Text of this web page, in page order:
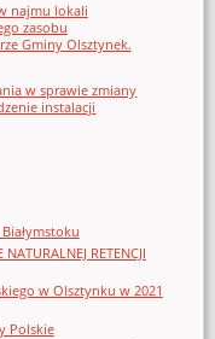
najmu lokali
zasobu
Gminy Olsztynek.
w sprawie zmiany
instalacji
RETENCJI
w Olsztynku w 2021
Polskie